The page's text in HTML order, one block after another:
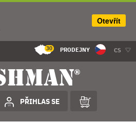
30 PRODEJNY CS
PŘIHLAS SE
Otevřít